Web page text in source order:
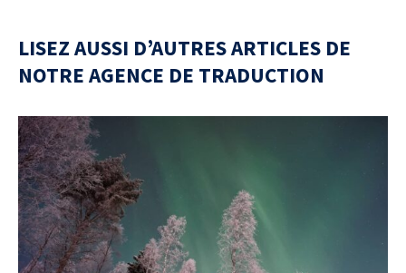
LISEZ AUSSI D’AUTRES ARTICLES DE
NOTRE AGENCE DE TRADUCTION